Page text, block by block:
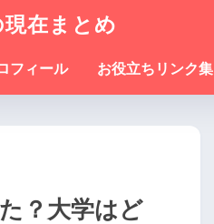
在まとめ
フィール お役立ちリンク集
？大学はど